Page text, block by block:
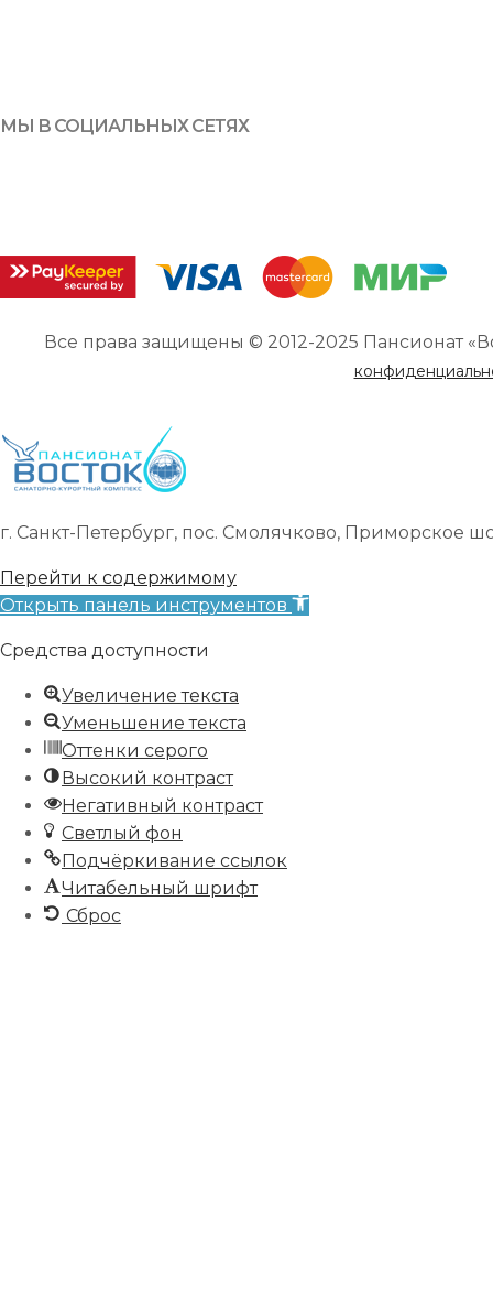
МЫ В СОЦИАЛЬНЫХ СЕТЯХ
Все права защищены © 2012-2025 Пансионат
г. Санкт-Петербург, пос. Смолячково, Приморское
Перейти к содержимому
Открыть панель инструментов
Средства доступности
Увеличение текста
Уменьшение текста
Оттенки серого
Высокий контраст
Негативный контраст
Светлый фон
Подчёркивание ссылок
Читабельный шрифт
Сброс